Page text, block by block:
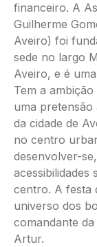
financeiro. A
Guilherme
Aveiro) foi
sede no largo
Aveiro, e é
Tem a
uma pretensão
da cidade de
no centro
desenvolver-
acessibilidades
centro. A festa
universo dos
comandante
Artur.